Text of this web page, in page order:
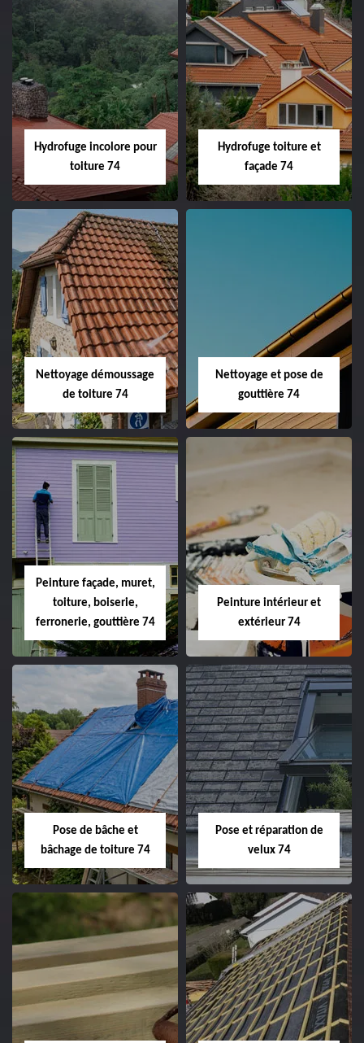
Hydrofuge incolore pour
toiture 74
Hydrofuge toiture et
façade 74
Nettoyage démoussage
de toiture 74
Nettoyage et pose de
gouttière 74
Peinture façade, muret,
toiture, boiserie,
ferronerie, gouttière 74
Peinture intérieur et
extérieur 74
Pose de bâche et
bâchage de toiture 74
Pose et réparation de
velux 74